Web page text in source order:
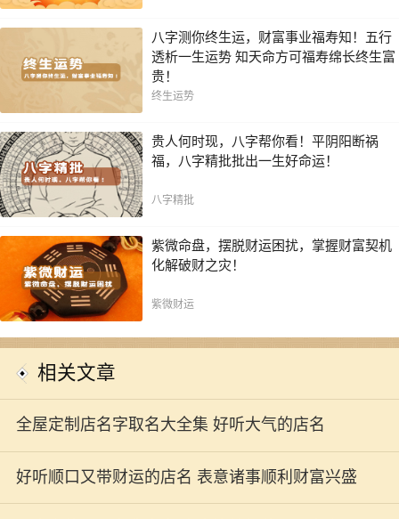
八字测你终生运，财富事业福寿知！五行
透析一生运势 知天命方可福寿绵长终生富
贵！
终生运势
贵人何时现，八字帮你看！平阴阳断祸
福，八字精批批出一生好命运！
八字精批
紫微命盘，摆脱财运困扰，掌握财富契机
化解破财之灾！
紫微财运
相关文章
全屋定制店名字取名大全集 好听大气的店名
好听顺口又带财运的店名 表意诸事顺利财富兴盛